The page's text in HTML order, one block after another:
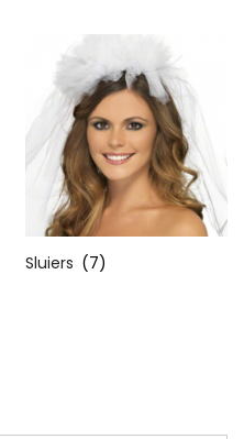
Sluiers (7)